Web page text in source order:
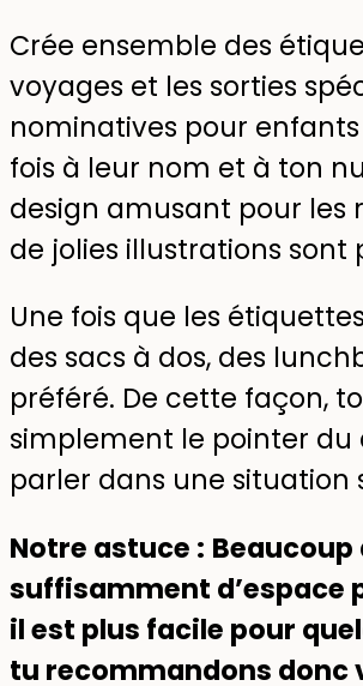
Crée ensemble des
voyages et les sorties
nominatives pour
fois à leur nom et à ton
design amusant pour les
de jolies illustrations
Une fois que les
des sacs à dos, des
préféré. De cette façon,
simplement le pointer du
parler dans une situation
Notre astuce :
suffisamment d’espace
il est plus facile pour
tu recommandons donc